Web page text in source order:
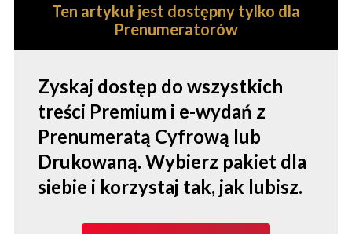
Ten artykuł jest dostępny tylko dla
Prenumeratorów
Zyskaj dostęp do wszystkich
treści Premium i e-wydań z
Prenumeratą Cyfrową lub
Drukowaną. Wybierz pakiet dla
siebie i korzystaj tak, jak lubisz.